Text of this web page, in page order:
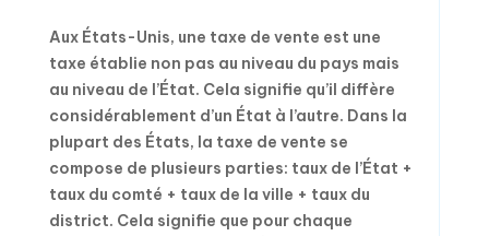
Aux États-Unis, une taxe de vente est une
taxe établie non pas au niveau du pays mais
au niveau de l’État. Cela signifie qu’il diffère
considérablement d’un État à l’autre. Dans la
plupart des États, la taxe de vente se
compose de plusieurs parties: taux de l’État +
taux du comté + taux de la ville + taux du
district. Cela signifie que pour chaque